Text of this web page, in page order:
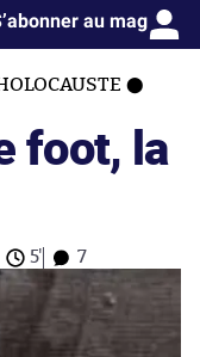
au mag
foot, la
5' 7